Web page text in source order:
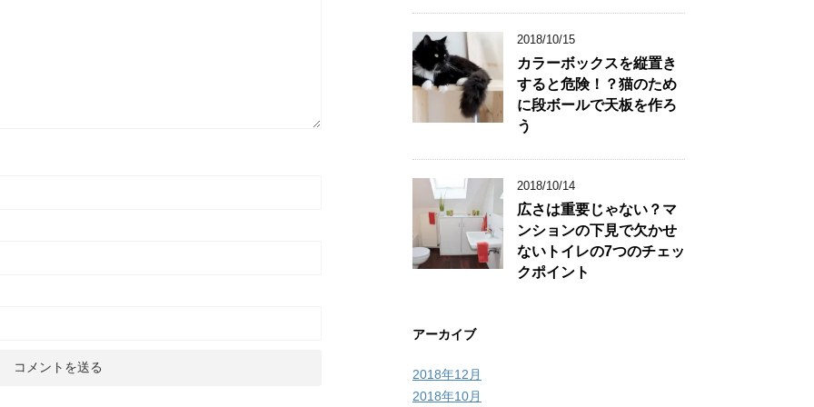
2018/10/15
カラーボックスを縦置き
すると危険！？猫のため
に段ボールで天板を作ろ
う
2018/10/14
広さは重要じゃない？マ
ンションの下見で欠かせ
ないトイレの7つのチェッ
クポイント
アーカイブ
2018年12月
2018年10月